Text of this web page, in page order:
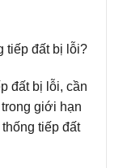
tiếp đất bị lỗi?
đất bị lỗi, cần
giới hạn
tiếp đất